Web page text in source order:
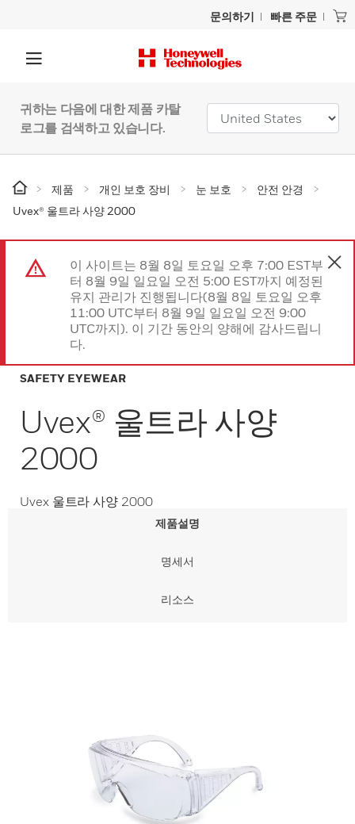
문의하기 빠른 주문
귀하는 다음에 대한 제품 카탈
로그를 검색하고 있습니다.
제품 개인 보호 장비 눈 보호
안전 안경
Uvex® 울트라 사양 2000
이 사이트는 8월 8일 토요일 오후 7:00 EST부
터 8월 9일 일요일 오전 5:00 EST까지 예정된
유지 관리가 진행됩니다(8월 8일 토요일 오후
11:00 UTC부터 8월 9일 일요일 오전 9:00
UTC까지). 이 기간 동안의 양해에 감사드립니
다.
SAFETY EYEWEAR
Uvex® 울트라 사양
2000
Uvex 울트라 사양 2000
제품설명
명세서
리소스